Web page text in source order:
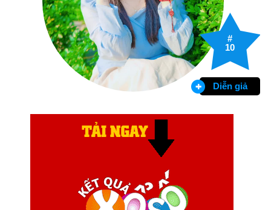
#
10
Diễn giả